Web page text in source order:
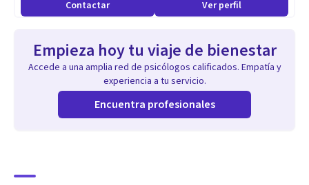
institucional.
Contactar Ver perfil
Empieza hoy tu viaje de bienestar
Accede a una amplia red de psicólogos calificados. Empatía y
experiencia a tu servicio.
Encuentra profesionales